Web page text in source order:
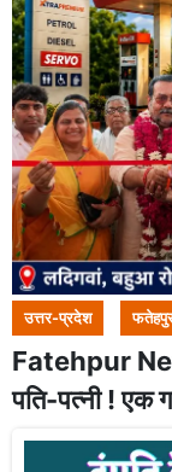
उत्तर-प्रदेश
Fatehpur
पति-पत्नी !